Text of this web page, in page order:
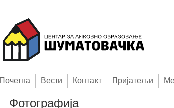
Пoчетна Вести Контакт Приjатељи
Фотографија